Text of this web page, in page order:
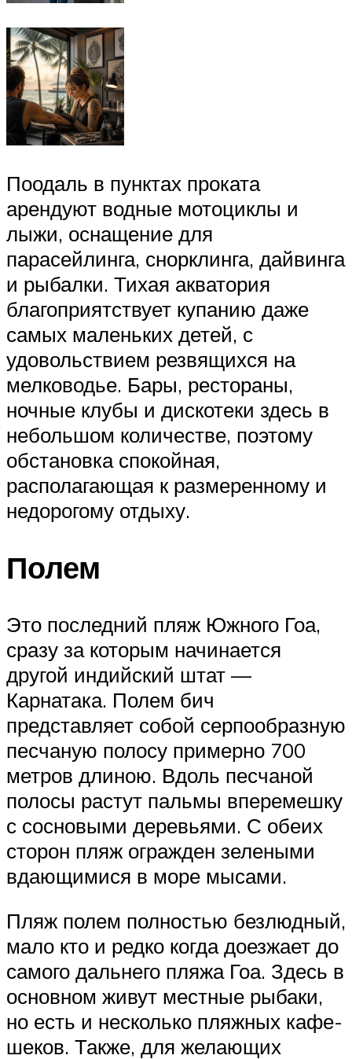
Поодаль в пунктах проката
арендуют водные мотоциклы и
лыжи, оснащение для
парасейлинга, снорклинга, дайвинга
и рыбалки. Тихая акватория
благоприятствует купанию даже
самых маленьких детей, с
удовольствием резвящихся на
мелководье. Бары, рестораны,
ночные клубы и дискотеки здесь в
небольшом количестве, поэтому
обстановка спокойная,
располагающая к размеренному и
недорогому отдыху.
Полем
Это последний пляж Южного Гоа,
сразу за которым начинается
другой индийский штат —
Карнатака. Полем бич
представляет собой серпообразную
песчаную полосу примерно 700
метров длиною. Вдоль песчаной
полосы растут пальмы вперемешку
с сосновыми деревьями. С обеих
сторон пляж огражден зелеными
вдающимися в море мысами.
Пляж полем полностью безлюдный,
мало кто и редко когда доезжает до
самого дальнего пляжа Гоа. Здесь в
основном живут местные рыбаки,
но есть и несколько пляжных кафе-
шеков. Также, для желающих